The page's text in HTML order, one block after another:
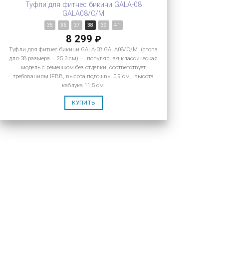
Туфли для фитнес бикини GALA-08
GALA08/C/M
35 36 37 38 39 41
8 299 ₽
Туфли для фитнес бикини GALA-08 GALA08/C/M (стопа
для 38 размера – 25.3 см) – популярная классическая
модель с ремешком без отделки, соответствует
требованиям IFBB, высота подошвы 0,9 см., высота
каблука 11,5 см.
КУПИТЬ